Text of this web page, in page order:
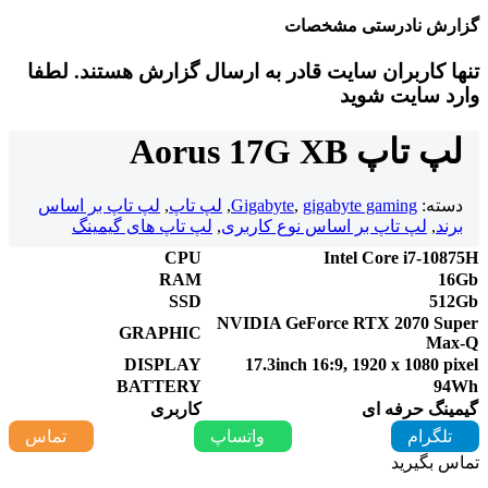
گزارش نادرستی مشخصات
تنها کاربران سایت قادر به ارسال گزارش هستند. لطفا
وارد سایت شوید
لپ تاپ Aorus 17G XB
دسته: Gigabyte, gigabyte gaming
, لپ تاپ, لپ تاپ بر اساس
برند, لپ تاپ بر اساس نوع کاربری, لپ تاپ های گیمینگ
Intel Core i7-10875H
CPU
16Gb
RAM
512Gb
SSD
NVIDIA GeForce RTX 2070 Super
Max-Q
GRAPHIC
17.3inch 16:9, 1920 x 1080 pixel
DISPLAY
94Wh
BATTERY
گیمینگ حرفه ای
کاربری
تلگرام
واتساپ
تماس
تماس بگیرید